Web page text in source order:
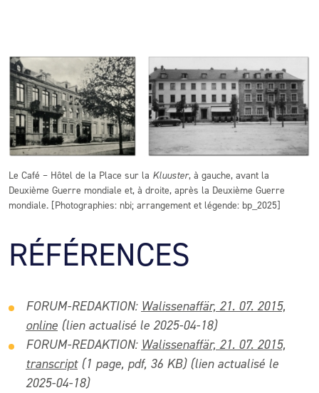
Le Café – Hôtel de la Place sur la Kluuster, à gauche, avant la
Deuxième Guerre mondiale et, à droite, après la Deuxième Guerre
mondiale. [Photographies: nbi; arrangement et légende: bp_2025]
RÉFÉRENCES
FORUM-REDAKTION: Walissenaffär, 21. 07. 2015,
online (lien actualisé le 2025-04-18)
FORUM-REDAKTION: Walissenaffär, 21. 07. 2015,
transcript(1 page, pdf, 36 KB) (lien actualisé le
2025-04-18)